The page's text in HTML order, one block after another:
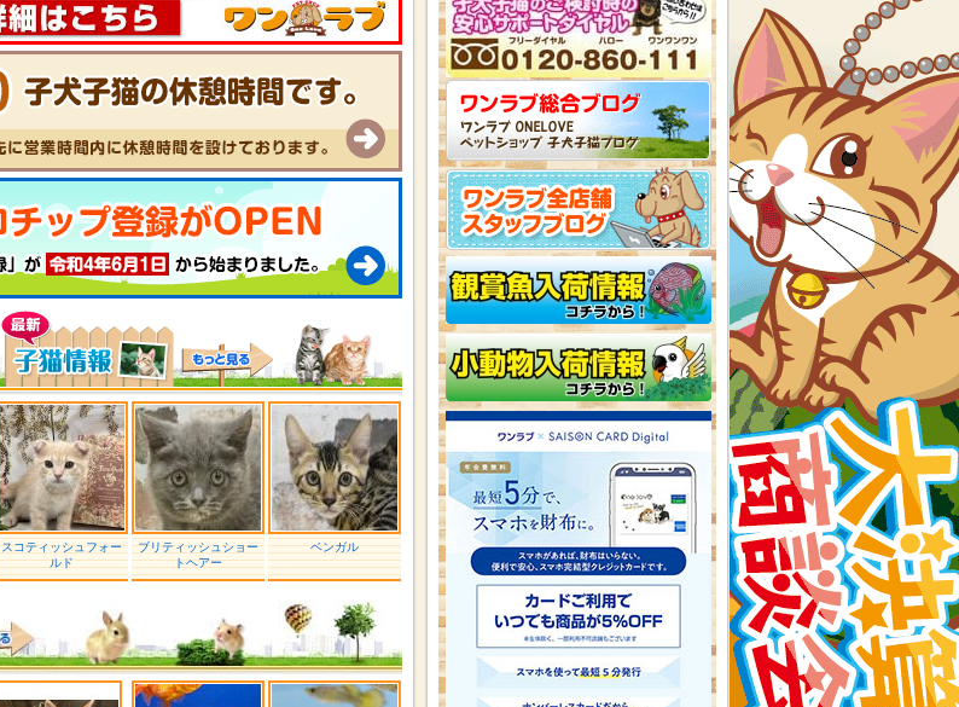
スコティッシュフォー
ルド
ブリティッシュショー
トヘアー
ベンガル